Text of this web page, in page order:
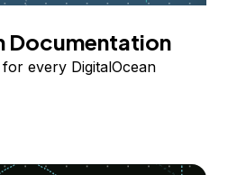
Documentation
every DigitalOcean